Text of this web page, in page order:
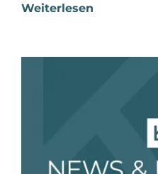
Weiterlesen